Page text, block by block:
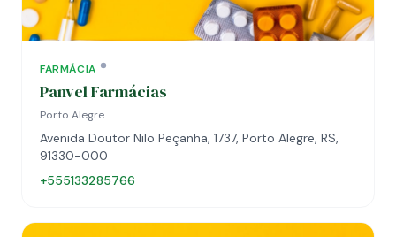
FARMÁCIA
Panvel Farmácias
Porto Alegre
Avenida Doutor Nilo Peçanha, 1737, Porto Alegre, RS,
91330-000
+555133285766